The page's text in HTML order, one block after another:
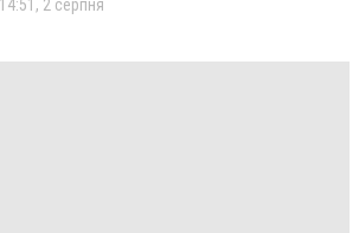
14:51, 2 серпня